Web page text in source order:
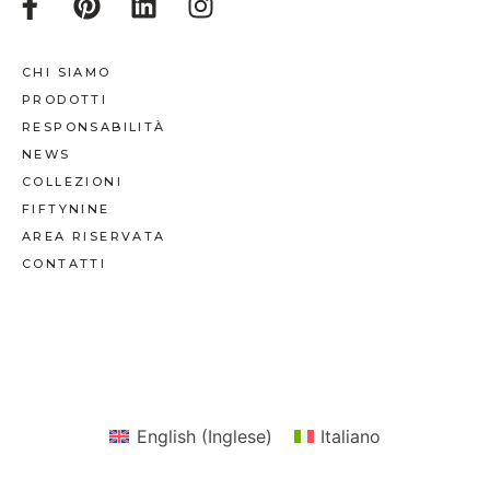
CHI SIAMO
PRODOTTI
RESPONSABILITÀ
NEWS
COLLEZIONI
FIFTYNINE
AREA RISERVATA
CONTATTI
English(Inglese) Italiano